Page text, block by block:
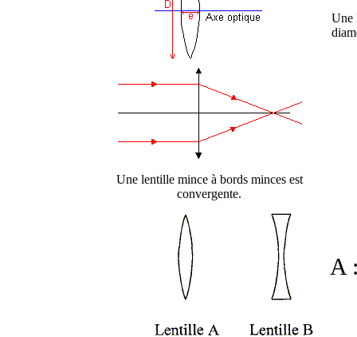
Une
Une lentille mince à bords minces est
convergente.
A